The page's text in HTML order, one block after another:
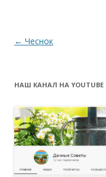
Навигация
← Чеснок
НАШ КАНАЛ НА YOUTUBE